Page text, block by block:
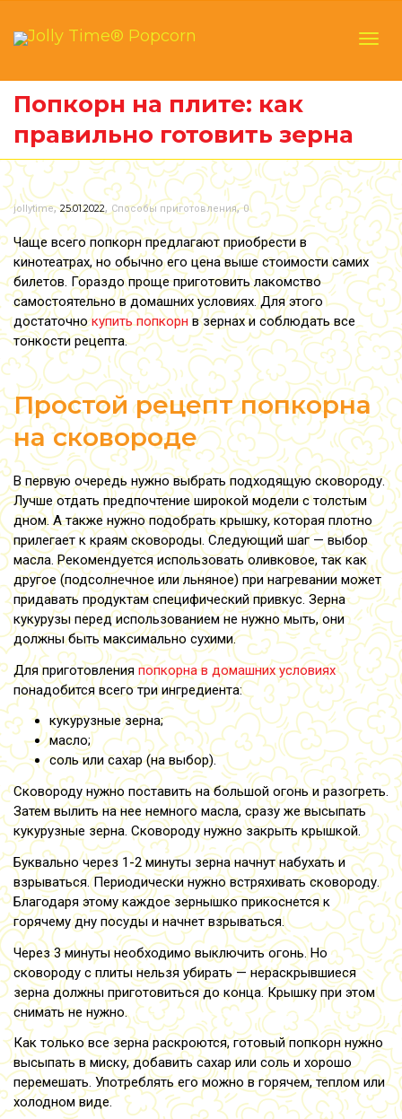
Попкорн на плите: как
правильно готовить зерна
jollytime,25.01.2022, Способы приготовления,0
Чаще всего попкорн предлагают приобрести в
кинотеатрах, но обычно его цена выше стоимости самих
билетов. Гораздо проще приготовить лакомство
самостоятельно в домашних условиях.Для этого
достаточнокупить попкорн в зернах и соблюдать все
тонкости рецепта.
Простой рецепт попкорна
на сковороде
В первую очередь нужно выбрать подходящую сковороду.
Лучше отдать предпочтение широкой модели с толстым
дном. А также нужно подобрать крышку, которая плотно
прилегает к краям сковороды. Следующий шаг — выбор
масла. Рекомендуется использовать оливковое, так как
другое (подсолнечное или льняное) при нагревании может
придавать продуктам специфический привкус. Зерна
кукурузы перед использованием не нужно мыть, они
должны быть максимально сухими.
Для приготовления попкорна в домашних условиях
понадобится всего три ингредиента:
кукурузные зерна;
масло;
соль или сахар (на выбор).
Сковороду нужно поставить на большой огонь и разогреть.
Затем вылить на нее немного масла, сразу же высыпать
кукурузные зерна. Сковороду нужно закрыть крышкой.
Буквально через 1-2 минуты зерна начнут набухать и
взрываться. Периодически нужно встряхивать сковороду.
Благодаря этому каждое зернышко прикоснется к
горячему дну посуды и начнет взрываться.
Через 3 минуты необходимо выключить огонь. Но
сковороду с плиты нельзя убирать — нераскрывшиеся
зерна должны приготовиться до конца. Крышку при этом
снимать не нужно.
Как только все зерна раскроются, готовый попкорн нужно
высыпать в миску, добавить сахар или соль и хорошо
перемешать. Употреблять его можно в горячем, теплом или
холодном виде.